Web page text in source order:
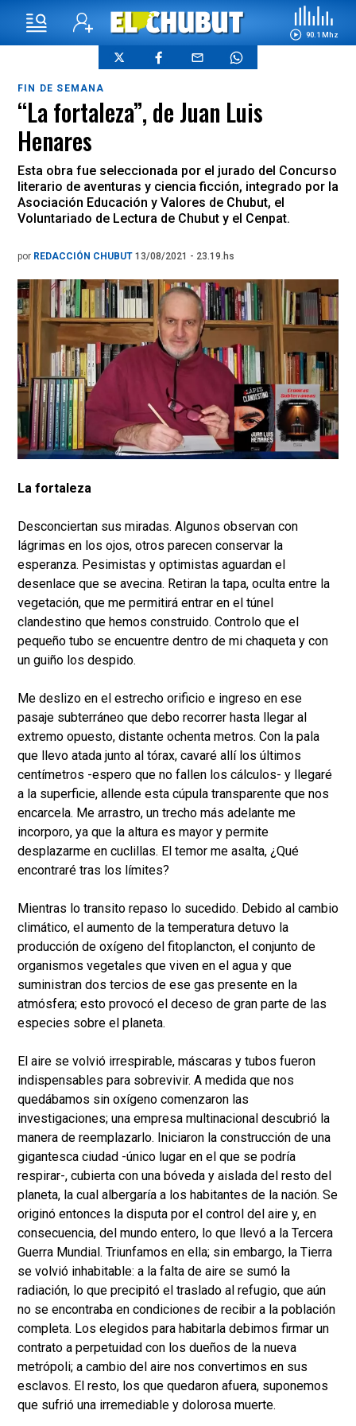
90.1 Mhz
FIN DE SEMANA
“La fortaleza”, de Juan Luis
Henares
Esta obra fue seleccionada por el jurado del Concurso
literario de aventuras y ciencia ficción, integrado por la
Asociación Educación y Valores de Chubut, el
Voluntariado de Lectura de Chubut y el Cenpat.
por REDACCIÓN CHUBUT 13/08/2021 - 23.19.hs
La fortaleza
Desconciertan sus miradas. Algunos observan con
lágrimas en los ojos, otros parecen conservar la
esperanza. Pesimistas y optimistas aguardan el
desenlace que se avecina. Retiran la tapa, oculta entre la
vegetación, que me permitirá entrar en el túnel
clandestino que hemos construido. Controlo que el
pequeño tubo se encuentre dentro de mi chaqueta y con
un guiño los despido.
Me deslizo en el estrecho orificio e ingreso en ese
pasaje subterráneo que debo recorrer hasta llegar al
extremo opuesto, distante ochenta metros. Con la pala
que llevo atada junto al tórax, cavaré allí los últimos
centímetros -espero que no fallen los cálculos- y llegaré
a la superficie, allende esta cúpula transparente que nos
encarcela. Me arrastro, un trecho más adelante me
incorporo, ya que la altura es mayor y permite
desplazarme en cuclillas. El temor me asalta, ¿Qué
encontraré tras los límites?
Mientras lo transito repaso lo sucedido. Debido al cambio
climático, el aumento de la temperatura detuvo la
producción de oxígeno del fitoplancton, el conjunto de
organismos vegetales que viven en el agua y que
suministran dos tercios de ese gas presente en la
atmósfera; esto provocó el deceso de gran parte de las
especies sobre el planeta.
El aire se volvió irrespirable, máscaras y tubos fueron
indispensables para sobrevivir. A medida que nos
quedábamos sin oxígeno comenzaron las
investigaciones; una empresa multinacional descubrió la
manera de reemplazarlo. Iniciaron la construcción de una
gigantesca ciudad -único lugar en el que se podría
respirar-, cubierta con una bóveda y aislada del resto del
planeta, la cual albergaría a los habitantes de la nación. Se
originó entonces la disputa por el control del aire y, en
consecuencia, del mundo entero, lo que llevó a la Tercera
Guerra Mundial. Triunfamos en ella; sin embargo, la Tierra
se volvió inhabitable: a la falta de aire se sumó la
radiación, lo que precipitó el traslado al refugio, que aún
no se encontraba en condiciones de recibir a la población
completa. Los elegidos para habitarla debimos firmar un
contrato a perpetuidad con los dueños de la nueva
metrópoli; a cambio del aire nos convertimos en sus
esclavos. El resto, los que quedaron afuera, suponemos
que sufrió una irremediable y dolorosa muerte.